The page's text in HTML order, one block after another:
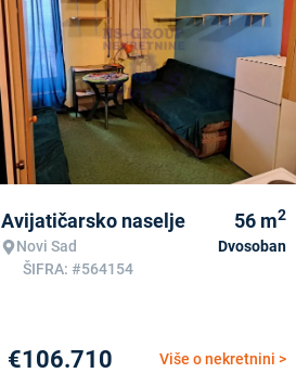
Avijatičarsko naselje
Novi Sad
ŠIFRA: #564154
56 m2
Dvosoban
Više o nekretnini >
€106.710